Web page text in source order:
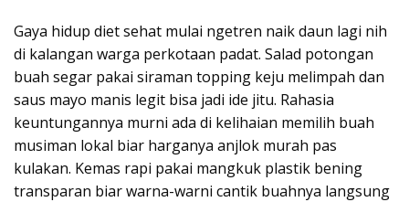
Gaya hidup diet sehat mulai ngetren naik daun lagi nih
di kalangan warga perkotaan padat. Salad potongan
buah segar pakai siraman topping keju melimpah dan
saus mayo manis legit bisa jadi ide jitu. Rahasia
keuntungannya murni ada di kelihaian memilih buah
musiman lokal biar harganya anjlok murah pas
kulakan. Kemas rapi pakai mangkuk plastik bening
transparan biar warna-warni cantik buahnya langsung